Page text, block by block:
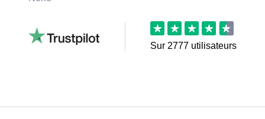
Sur 2777 utilisateurs